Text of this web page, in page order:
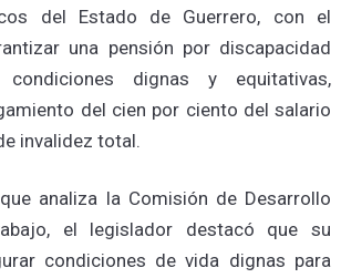
del Estado de Guerrero, con el
una pensión por discapacidad
condiciones dignas y equitativas,
del cien por ciento del salario
invalidez total.
analiza la Comisión de Desarrollo
el legislador destacó que su
condiciones de vida dignas para